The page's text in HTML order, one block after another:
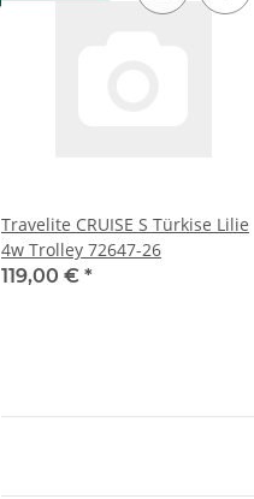
Travelite CRUISE S Türkise Lilie
4w Trolley 72647-26
119,00 € *